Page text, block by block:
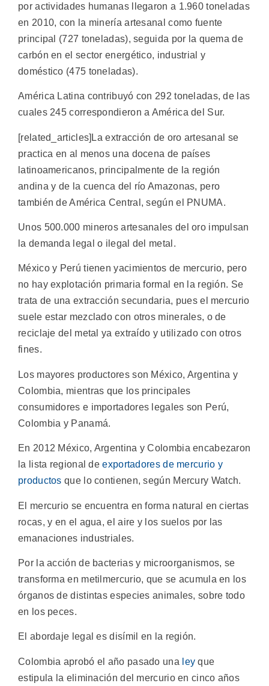
por actividades humanas llegaron a 1.960 toneladas
en 2010, con la minería artesanal como fuente
principal (727 toneladas), seguida por la quema de
carbón en el sector energético, industrial y
doméstico (475 toneladas).
América Latina contribuyó con 292 toneladas, de las
cuales 245 correspondieron a América del Sur.
[related_articles]La extracción de oro artesanal se
practica en al menos una docena de países
latinoamericanos, principalmente de la región
andina y de la cuenca del río Amazonas, pero
también de América Central, según el PNUMA.
Unos 500.000 mineros artesanales del oro impulsan
la demanda legal o ilegal del metal.
México y Perú tienen yacimientos de mercurio, pero
no hay explotación primaria formal en la región. Se
trata de una extracción secundaria, pues el mercurio
suele estar mezclado con otros minerales, o de
reciclaje del metal ya extraído y utilizado con otros
fines.
Los mayores productores son México, Argentina y
Colombia, mientras que los principales
consumidores e importadores legales son Perú,
Colombia y Panamá.
En 2012 México, Argentina y Colombia encabezaron
la lista regional deexportadores de mercurio y
productos que lo contienen, según Mercury Watch.
El mercurio se encuentra en forma natural en ciertas
rocas, y en el agua, el aire y los suelos por las
emanaciones industriales.
Por la acción de bacterias y microorganismos, se
transforma en metilmercurio, que se acumula en los
órganos de distintas especies animales, sobre todo
en los peces.
El abordaje legal es disímil en la región.
Colombia aprobó el año pasado una ley que
estipula la eliminación del mercurio en cinco años